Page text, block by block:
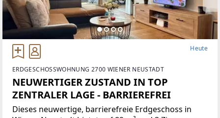
Heute
ERDGESCHOSSWOHNUNG 2700 WIENER NEUSTADT
NEUWERTIGER ZUSTAND IN TOP
ZENTRALER LAGE - BARRIEREFREI
Dieses neuwertige, barrierefreie Erdgeschoss in